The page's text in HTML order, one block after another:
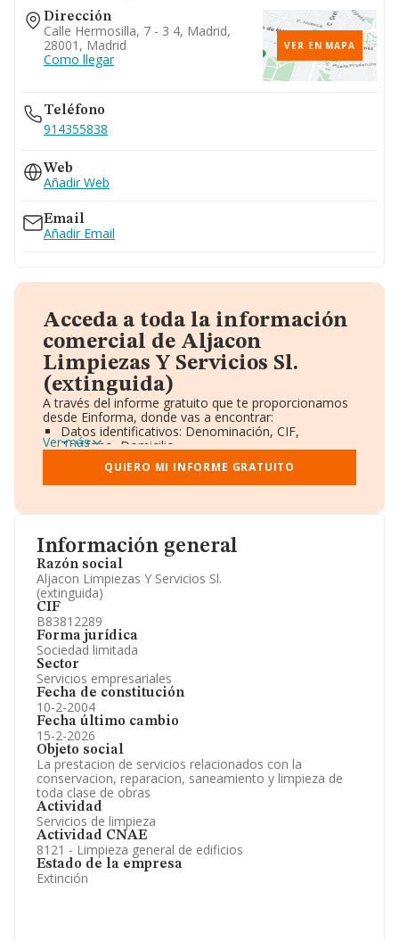
Información general
Razón social
Aljacon Limpiezas Y Servicios Sl.
(extinguida)
CIF
B83812289
Forma jurídica
Sociedad limitada
Sector
Servicios empresariales
Fecha de constitución
10-2-2004
Fecha último cambio
15-2-2026
Objeto social
La prestacion de servicios relacionados con la
conservacion, reparacion, saneamiento y limpieza de
toda clase de obras
Actividad
Servicios de limpieza
Actividad CNAE
8121 - Limpieza general de edificios
Estado de la empresa
Extinción
Dirección
Calle Hermosilla, 7 - 3 4, Madrid,
28001, Madrid
Como llegar
VER EN MAPA
Teléfono
914355838
Web
Añadir Web
Email
Añadir Email
Acceda a toda la información
comercial de Aljacon
Limpiezas Y Servicios Sl.
(extinguida)
A través del informe gratuito que te proporcionamos
desde Einforma, donde vas a encontrar:
Datos identificativos: Denominación, CIF,
Teléfono, Domicilio.
Informe Mercantil Completo (BORME).
Gráficos de Evolución Ventas y Empleados.
Consejo de Administración y Administradores.
Accionistas.
Artículos de prensa publicados sobre la empresa.
Información oficial y registral complementaria.
Ver más
QUIERO MI INFORME GRATUITO